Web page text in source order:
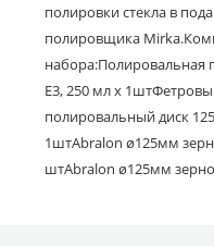
полировки стекла в
полировщика
набора:Полировальная
E3, 250 мл х
полировальный диск
1штAbralon ø125мм
штAbralon ø125мм